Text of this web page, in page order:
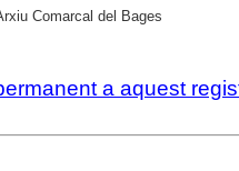
Comarcal del Bages
a aquest